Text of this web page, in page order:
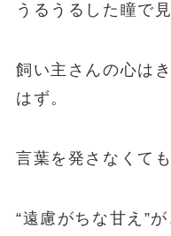
うるうるした瞳で
飼い主さんの心は
はず。
言葉を発さなくて
“遠慮がちな甘え”